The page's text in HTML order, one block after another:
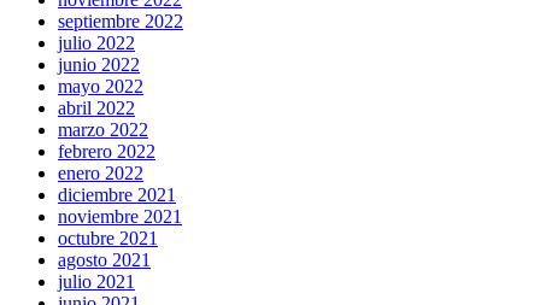
septiembre 2022
julio 2022
junio 2022
mayo 2022
abril 2022
marzo 2022
febrero 2022
enero 2022
diciembre 2021
noviembre 2021
octubre 2021
agosto 2021
julio 2021